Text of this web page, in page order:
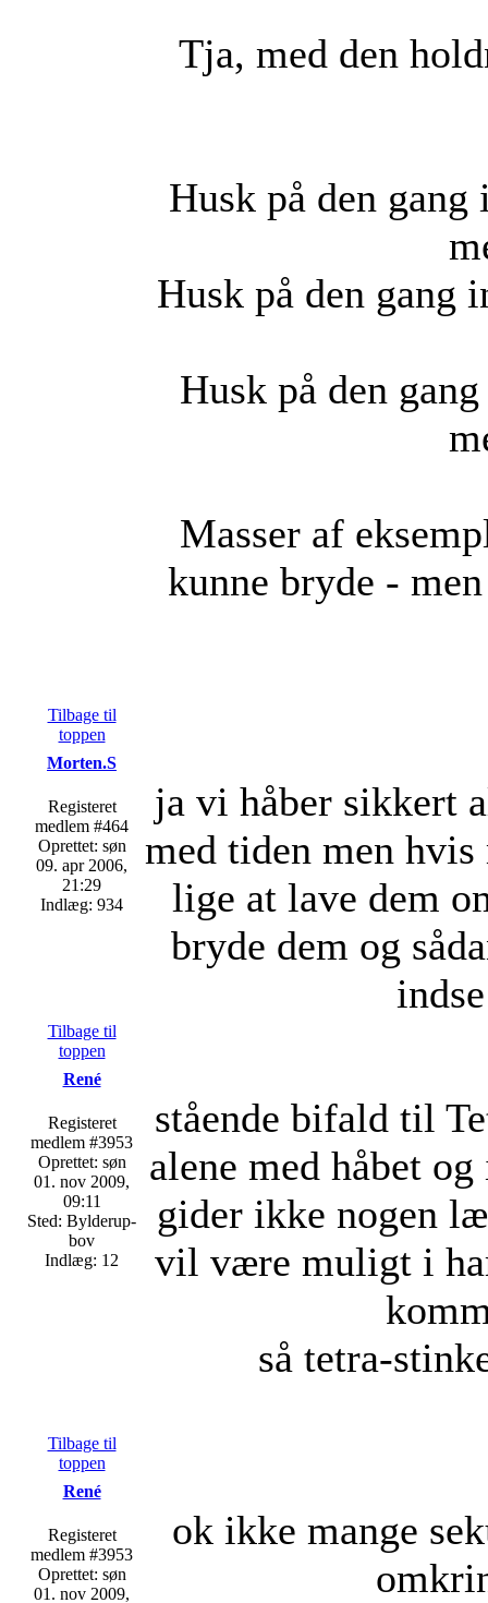
Tja, med den
Husk på den
Husk på den gang
Husk på den
Masser af
kunne bryde -
Tilbage til
toppen
Morten.S
Registeret
medlem #464
Oprettet: søn
09. apr 2006,
21:29
Indlæg: 934
ja vi håber sikkert
med tiden men hvis
lige at lave dem
bryde dem og
Tilbage til
toppen
René
Registeret
medlem #3953
Oprettet: søn
01. nov 2009,
09:11
Sted: Bylderup-
bov
Indlæg: 12
stående bifald til
alene med håbet
gider ikke nogen
vil være muligt i
så tetra-
Tilbage til
toppen
René
Registeret
medlem #3953
Oprettet: søn
01. nov 2009,
ok ikke mange